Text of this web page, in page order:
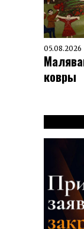
05.08.2026
ковры